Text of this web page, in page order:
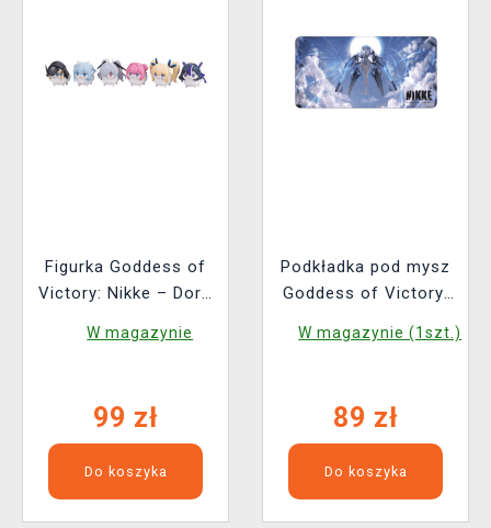
Figurka Goddess of
Victory: Nikke – Doro
wybór)
W magazynie
99 zł
Do koszyka
Podkładka pod mysz
Goddess of Victory:
W magazynie (1szt.)
89 zł
Do koszyka